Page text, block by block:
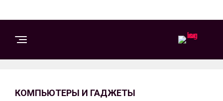
КОМПЬЮТЕРЫ И ГАДЖЕТЫ